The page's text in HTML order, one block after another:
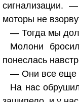
сигнализации.
моторы не
— Тогда мы
Молони
понеслась
— Они все еще
На нас